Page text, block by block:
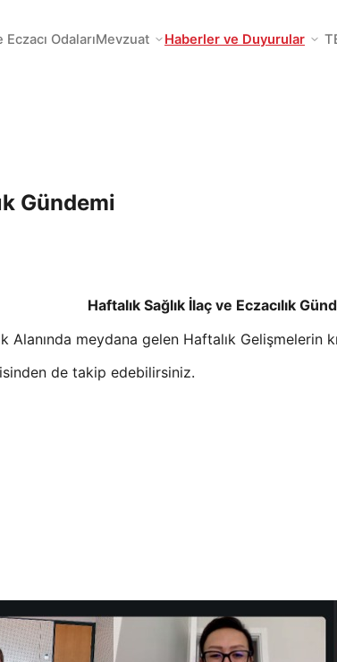
Eczacı OdalarıMevzuat Haberler ve Duyurular
Gündemi
Haftalık Sağlık İlaç ve Eczacılık
Alanında meydana gelen Haftalık
de takip edebilirsiniz.